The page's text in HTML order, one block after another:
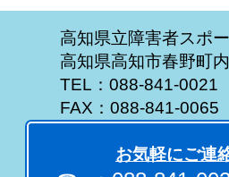
高知県立障害者スポ
高知県高知市春野町
TEL：088-841-0021
FAX：088-841-0065
お気軽にご連